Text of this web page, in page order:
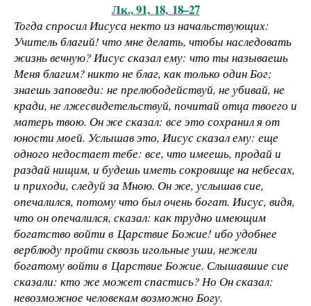
Лк., 91, 18, 18–27
Тогда спросил Иисуса некто из начальствующих:
Учитель благий! что мне делать, чтобы наследовать
жизнь вечную? Иисус сказал ему: что ты называешь
Меня благим? никто не благ, как только один Бог;
знаешь заповеди: не прелюбодействуй, не убивай, не
кради, не лжесвидетельствуй, почитай отца твоего и
матерь твою. Он же сказал: все это сохранил я от
юности моей. Услышав это, Иисус сказал ему: еще
одного недостает тебе: все, что имеешь, продай и
раздай нищим, и будешь иметь сокровище на небесах,
и приходи, следуй за Мною. Он же, услышав сие,
опечалился, потому что был очень богат. Иисус, видя,
что он опечалился, сказал: как трудно имеющим
богатство войти в Царствие Божие! ибо удобнее
верблюду пройти сквозь игольные уши, нежели
богатому войти в Царствие Божие. Слышавшие сие
сказали: кто же может спастись? Но Он сказал:
невозможное человекам возможно Богу.